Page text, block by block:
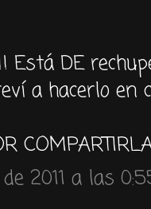
Está DE
a hacerlo en
2011 a las